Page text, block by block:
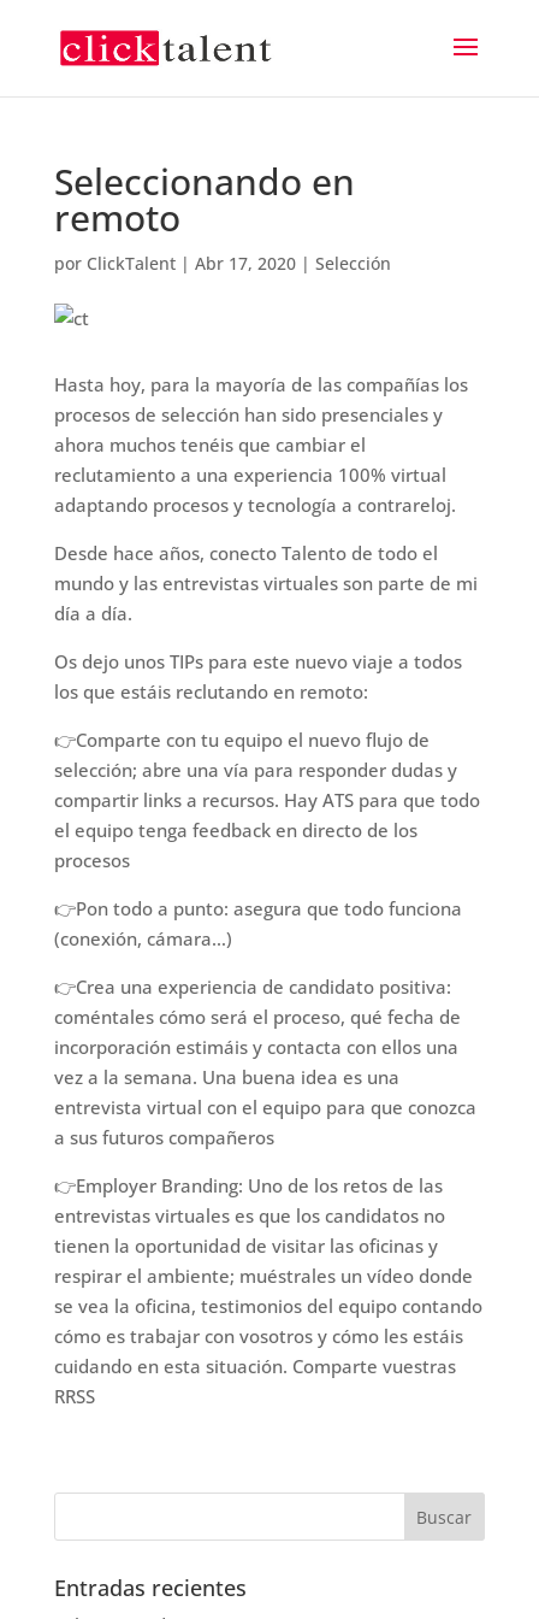
Seleccionando en
remoto
por ClickTalent| Abr 17, 2020| Selección
Hasta hoy, para la mayoría de las compañías los
procesos de selección han sido presenciales y
ahora muchos tenéis que cambiar el
reclutamiento a una experiencia 100% virtual
adaptando procesos y tecnología a contrareloj.
Desde hace años, conecto Talento de todo el
mundo y las entrevistas virtuales son parte de mi
día a día.
Os dejo unos TIPs para este nuevo viaje a todos
los que estáis reclutando en remoto:
👉Comparte con tu equipo el nuevo flujo de
selección; abre una vía para responder dudas y
compartir links a recursos. Hay ATS para que todo
el equipo tenga feedback en directo de los
procesos
👉Pon todo a punto: asegura que todo funciona
(conexión, cámara…)
👉Crea una experiencia de candidato positiva:
coméntales cómo será el proceso, qué fecha de
incorporación estimáis y contacta con ellos una
vez a la semana. Una buena idea es una
entrevista virtual con el equipo para que conozca
a sus futuros compañeros
👉Employer Branding: Uno de los retos de las
entrevistas virtuales es que los candidatos no
tienen la oportunidad de visitar las oficinas y
respirar el ambiente; muéstrales un vídeo donde
se vea la oficina, testimonios del equipo contando
cómo es trabajar con vosotros y cómo les estáis
cuidando en esta situación. Comparte vuestras
RRSS
Entradas recientes